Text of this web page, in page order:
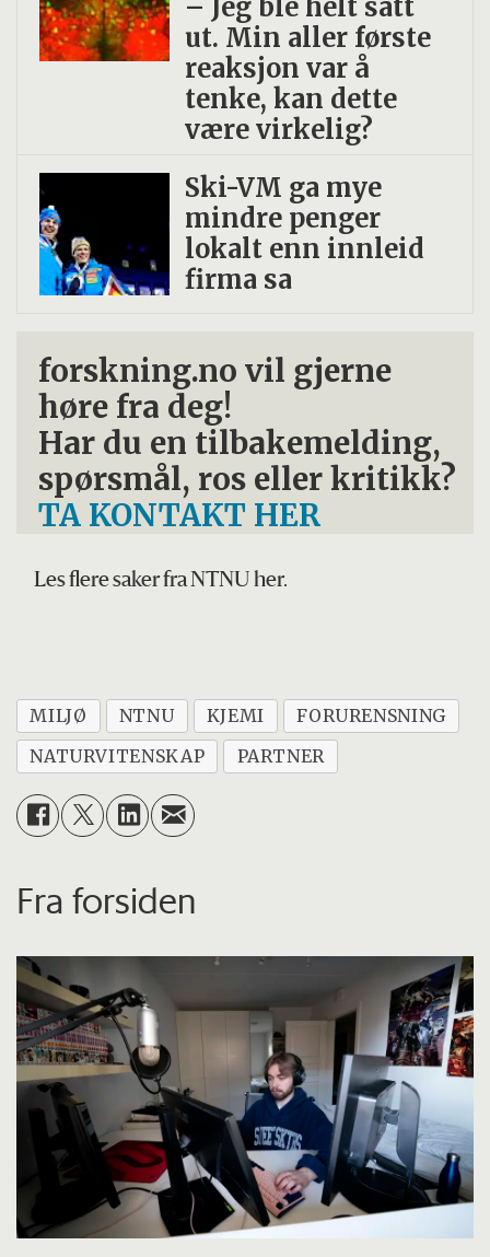
– Jeg ble helt satt
ut. Min aller første
reaksjon var å
tenke, kan dette
være virkelig?
Ski-VM ga mye
mindre penger
lokalt enn innleid
firma sa
forskning.no vil gjerne
høre fra deg!
Har du en tilbakemelding,
spørsmål, ros eller kritikk?
TA KONTAKT HER
Les flere saker fra NTNU her.
MILJØ NTNU KJEMI
FORURENSNING
NATURVITENSKAP
PARTNER
Fra forsiden